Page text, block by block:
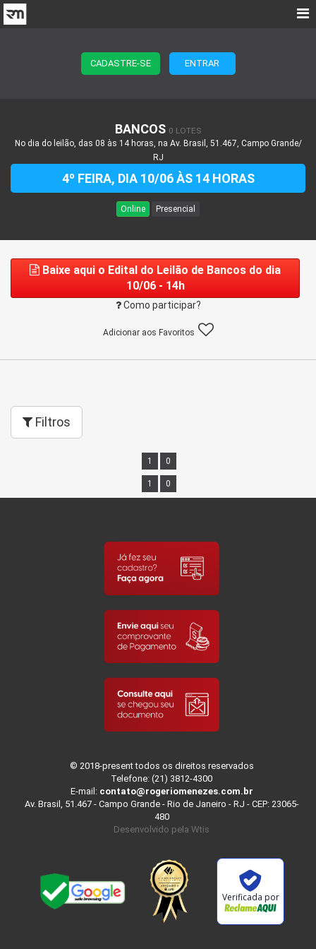
CADASTRE-SE ENTRAR
BANCOS 0 LOTES
No dia do leilão, das 08 às 14 horas, na Av. Brasil, 51.467, Campo Grande/
RJ
4º FEIRA, DIA 10/06 ÀS 14 HORAS
Online Presencial
Baixe aqui o Edital do Leilão de Bancos do dia
10/06 - 14h
Como participar?
Adicionar aos Favoritos
Filtros
1 0
1 0
© 2018-present todos os direitos reservados
Telefone: (21) 3812-4300
E-mail: contato@rogeriomenezes.com.br
Av. Brasil, 51.467 - Campo Grande - Rio de Janeiro - RJ - CEP: 23065-
480
Desenvolvido pela Wtis
Verificada por